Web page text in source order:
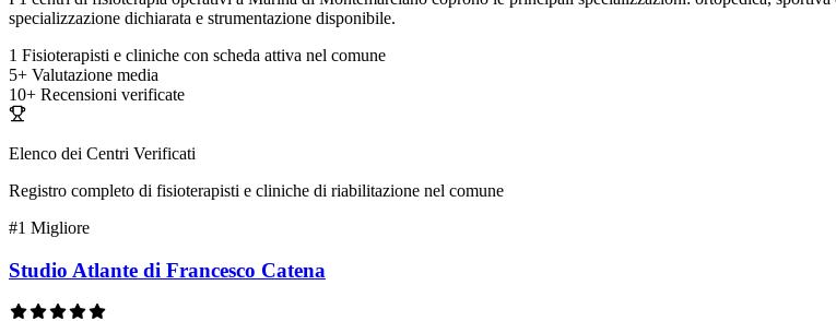
specializzazione dichiarata e strumentazione disponibile.
1 Fisioterapisti e cliniche con scheda attiva nel comune
5+ Valutazione media
10+ Recensioni verificate
Elenco dei Centri Verificati
Registro completo di fisioterapisti e cliniche di riabilitazione nel comune
#1 Migliore
Studio Atlante di Francesco Catena